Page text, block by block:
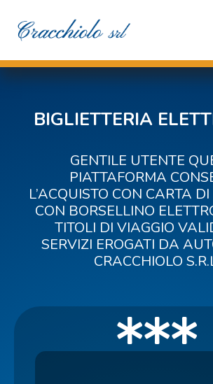
BIGLIETTERIA
GENTILE UTENTE
PIATTAFORMA
L’ACQUISTO CON CARTA
CON BORSELLINO
TITOLI DI VIAGGIO
SERVIZI EROGATI DA
CRACCHIOLO